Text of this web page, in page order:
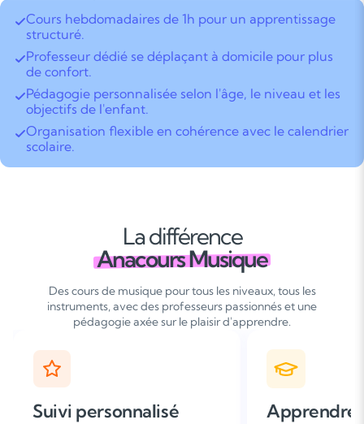
Cours hebdomadaires de 1h pour un apprentissage
structuré.
Professeur dédié se déplaçant à domicile pour plus
de confort.
Pédagogie personnalisée selon l'âge, le niveau et les
objectifs de l'enfant.
Organisation flexible en cohérence avec le calendrier
scolaire.
La différence
Anacours Musique
Des cours de musique pour tous les niveaux, tous les
instruments, avec des professeurs passionnés et une
pédagogie axée sur le plaisir d'apprendre.
Apprendre avec plaisir